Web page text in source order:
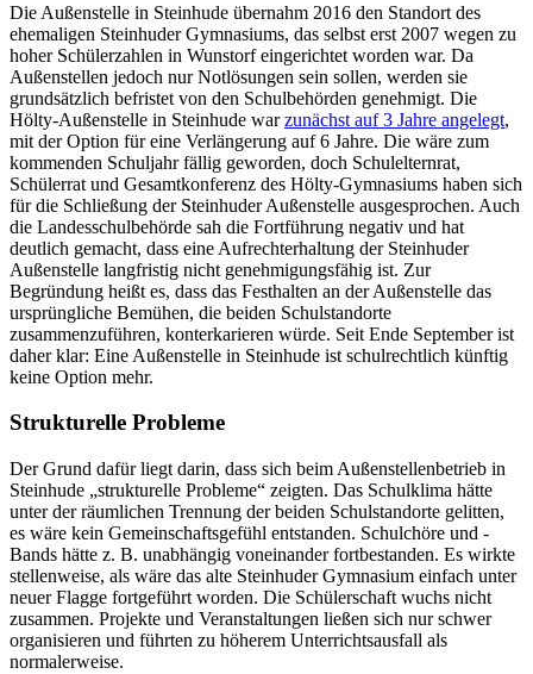
Die Außenstelle in Steinhude übernahm 2016 den Standort des
ehemaligen Steinhuder Gymnasiums, das selbst erst 2007 wegen zu
hoher Schülerzahlen in Wunstorf eingerichtet worden war. Da
Außenstellen jedoch nur Notlösungen sein sollen, werden sie
grundsätzlich befristet von den Schulbehörden genehmigt. Die
Hölty-Außenstelle in Steinhude warzunächst auf 3 Jahre angelegt,
mit der Option für eine Verlängerung auf 6 Jahre. Die wäre zum
kommenden Schuljahr fällig geworden, doch Schulelternrat,
Schülerrat und Gesamtkonferenz des Hölty-Gymnasiums haben sich
für die Schließung der Steinhuder Außenstelle ausgesprochen. Auch
die Landesschulbehörde sah die Fortführung negativ und hat
deutlich gemacht, dass eine Aufrechterhaltung der Steinhuder
Außenstelle langfristig nicht genehmigungsfähig ist. Zur
Begründung heißt es, dass das Festhalten an der Außenstelle das
ursprüngliche Bemühen, die beiden Schulstandorte
zusammenzuführen, konterkarieren würde. Seit Ende September ist
daher klar: Eine Außenstelle in Steinhude ist schulrechtlich künftig
keine Option mehr.
Strukturelle Probleme
Der Grund dafür liegt darin, dass sich beim Außenstellenbetrieb in
Steinhude „strukturelle Probleme“ zeigten. Das Schulklima hätte
unter der räumlichen Trennung der beiden Schulstandorte gelitten,
es wäre kein Gemeinschaftsgefühl entstanden. Schulchöre und -
Bands hätte z. B. unabhängig voneinander fortbestanden. Es wirkte
stellenweise, als wäre das alte Steinhuder Gymnasium einfach unter
neuer Flagge fortgeführt worden. Die Schülerschaft wuchs nicht
zusammen. Projekte und Veranstaltungen ließen sich nur schwer
organisieren und führten zu höherem Unterrichtsausfall als
normalerweise.